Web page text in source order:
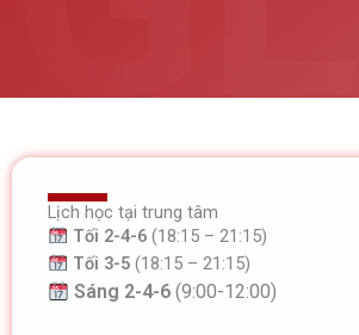
Lịch học tại trung tâm
Tối 2-4-6(18:15 – 21:15)
Tối 3-5(18:15 – 21:15)
Sáng 2-4-6 (9:00-12:00)